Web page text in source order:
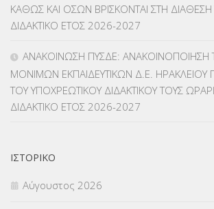
ΜΕΤΑΘΕΣΕΙΣ-ΤΟΠΟΘΕΤΗΣΕΙΣ ΒΕΛΤΙΩΣΕΙΣ
ΜΕΤΑΦΟΡΑ ΜΑΘΗΤΩΝ(3)
ΝΟΜΟΘΕΣΙΑ(66)
ΚΑΘΩΣ ΚΑΙ ΟΣΩΝ ΒΡΙΣΚΟΝΤΑΙ ΣΤΗ ΔΙΑΘΕΣΗ
ΔΙΔΑΚΤΙΚΟ ΕΤΟΣ 2026-2027
ΑΝΑΚΟΙΝΩΣΗ ΠΥΣΔΕ: ΑΝΑΚΟΙΝΟΠΟΙΗΣΗ
ΜΟΝΙΜΩΝ ΕΚΠΑΙΔΕΥΤΙΚΩΝ Δ.Ε. ΗΡΑΚΛΕΙΟΥ
ΤΟΥ ΥΠΟΧΡΕΩΤΙΚΟΥ ΔΙΔΑΚΤΙΚΟΥ ΤΟΥΣ
ΔΙΔΑΚΤΙΚΟ ΕΤΟΣ 2026-2027
ΙΣΤΟΡΙΚΌ
Αύγουστος 2026